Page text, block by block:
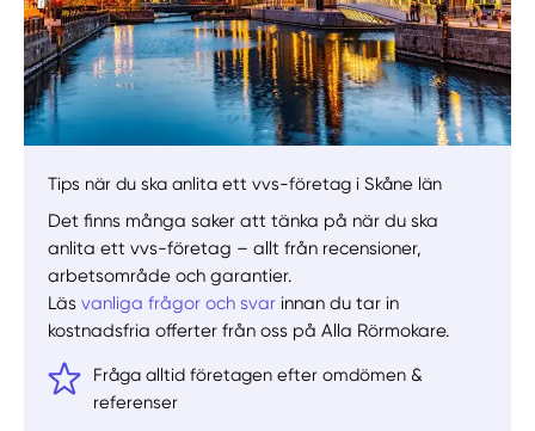
Välj tillvägagångssätt
Tips när du ska anlita ett vvs-företag i Skåne län
Det finns många saker att tänka på när du ska
anlita ett vvs-företag – allt från recensioner,
arbetsområde och garantier.
Läsvanliga frågor och svar innan du tar in
kostnadsfria offerter från oss på Alla Rörmokare.
Fråga alltid företagen efter omdömen &
referenser